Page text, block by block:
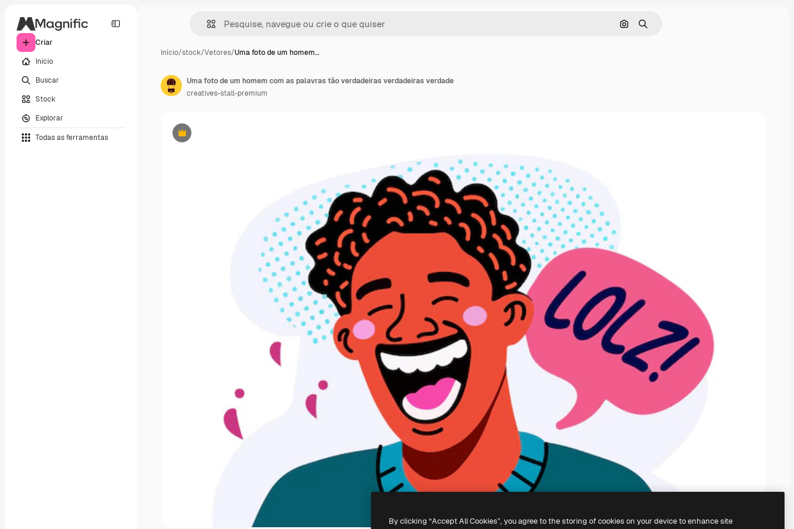
Criar
Início
Buscar
Stock
Explorar
Todas as ferramentas
Pesquisar por imagem
Buscar
Início/stock/Vetores/Uma foto de um homem…
Premium
Uma foto de um homem com as palavras tão verdadeiras verdadeiras verdade
creatives-stall-premium
By clicking “Accept All Cookies”, you agree to the storing of cookies on your device to enhance site